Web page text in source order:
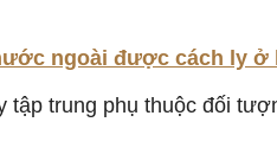
ngoài được cách ly ở
tập trung phụ thuộc đối